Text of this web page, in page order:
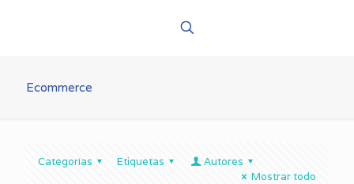
Ecommerce
Categorías Etiquetas
Autores
Mostrar todo